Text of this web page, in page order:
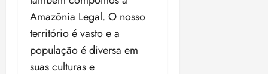
Amazônia Legal. O nosso
território é vasto e a
população é diversa em
suas culturas e